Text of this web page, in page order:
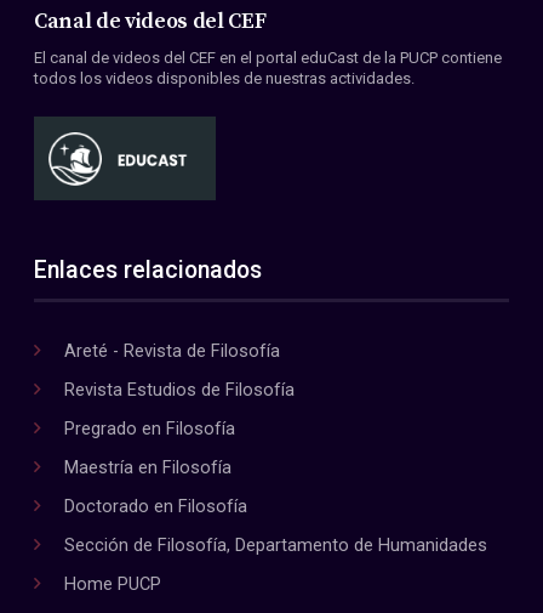
Canal de videos del CEF
El canal de videos del CEF en el portal eduCast de la PUCP contiene
todos los videos disponibles de nuestras actividades.
Enlaces relacionados
Areté - Revista de Filosofía
Revista Estudios de Filosofía
Pregrado en Filosofía
Maestría en Filosofía
Doctorado en Filosofía
Sección de Filosofía, Departamento de Humanidades
Home PUCP